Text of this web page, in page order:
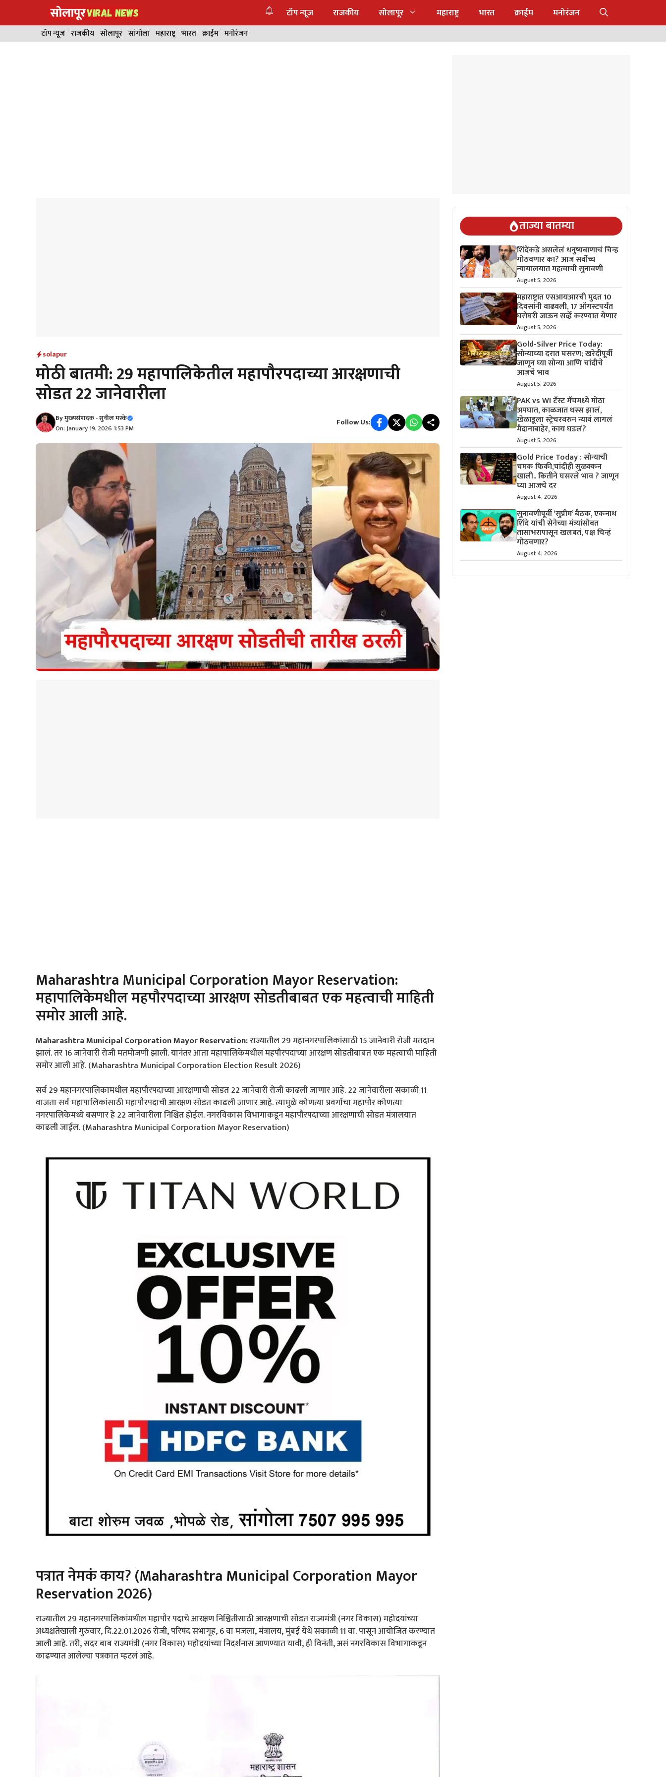
टॉप न्यूज राजकीय सोलापूर महाराष्ट्र भारत क्राईम मनोरंजन
टॉप न्यूज राजकीय सोलापूर सांगोला महाराष्ट्र भारत क्राईम मनोरंजन
solapur
मोठी बातमी: 29 महापालिकेतील महापौरपदाच्या आरक्षणाची
सोडत 22 जानेवारीला
Byमुख्यसंपादक - सुनील मस्के
On: January 19, 2026 1:53 PM
Follow Us:
Maharashtra Municipal Corporation Mayor Reservation:
महापालिकेमधील महपौरपदाच्या आरक्षण सोडतीबाबत एक महत्वाची माहिती
समोर आली आहे.
Maharashtra Municipal Corporation Mayor Reservation:राज्यातील 29 महानगरपालिकांसाठी 15 जानेवारी रोजी मतदान
झालं. तर 16 जानेवारी रोजी मतमोजणी झाली. यानंतर आता महापालिकेमधील महपौरपदाच्या आरक्षण सोडतीबाबत एक महत्वाची माहिती
समोर आली आहे. (Maharashtra Municipal Corporation Election Result 2026)
सर्व 29 महानगरपालिकामधील महापौरपदाच्या आरक्षणाची सोडत 22 जानेवारी रोजी काढली जाणार आहे. 22 जानेवारीला सकाळी 11
वाजता सर्व महापालिकांसाठी महापौरपदाची आरक्षण सोडत काढली जाणार आहे. त्यामुळे कोणत्या प्रवर्गाचा महापौर कोणत्या
नगरपालिकेमध्ये बसणार हे 22 जानेवारीला निश्चित होईल. नगरविकास विभागाकडून महापौरपदाच्या आरक्षणाची सोडत मंत्रालयात
काढली जाईल. (Maharashtra Municipal Corporation Mayor Reservation)
पत्रात नेमकं काय? (Maharashtra Municipal Corporation Mayor
Reservation 2026)
राज्यातील 29 महानगरपालिकांमधील महापौर पदाचे आरक्षण निश्चितीसाठी आरक्षणाची सोडत राज्यमंत्री (नगर विकास) महोदयांच्या
अध्यक्षतेखाली गुरुवार, दि.22.01.2026 रोजी, परिषद सभागृह, 6 वा मजला, मंत्रालय, मुंबई येथे सकाळी 11 वा. पासून आयोजित करण्यात
आली आहे. तरी, सदर बाब राज्यमंत्री (नगर विकास) महोदयांच्या निदर्शनास आणण्यात यावी, ही विनंती, असं नगरविकास विभागाकडून
काढण्यात आलेल्या पत्रकात म्हटलं आहे.
ताज्या बातम्या
शिंदेंकडे असलेलं धनुष्यबाणाचं चिन्ह
गोठवणार का? आज सर्वोच्च
न्यायालयात महत्वाची सुनावणी
August 5, 2026
महाराष्ट्रात एसआयआरची मुदत 10
दिवसांनी वाढवली, 17 ऑगस्टपर्यंत
घरोघरी जाऊन सर्व्हे करण्यात येणार
August 5, 2026
Gold-Silver Price Today:
सोन्याच्या दरात घसरण; खरेदीपूर्वी
जाणून घ्या सोन्या आणि चांदीचे
आजचे भाव
August 5, 2026
PAK vs WI टॅस्ट मॅचमध्ये मोठा
अपघात, काळजात धस्स झालं,
खेळाडूला स्ट्रेचरवरुन न्यावं लागलं
मैदानाबाहेर, काय घडलं?
August 5, 2026
Gold Price Today : सोन्याची
चमक फिकी,चांदीही सुळक्कन
खाली.. कितीने घसरले भाव ? जाणून
घ्या आजचे दर
August 4, 2026
सुनावणीपूर्वी ‘सुप्रीम’ बैठक, एकनाथ
शिंदे यांची सेनेच्या मंत्र्यांसोबत
तासाभरापासून खलबतं, पक्ष चिन्हं
गोठवणार?
August 4, 2026